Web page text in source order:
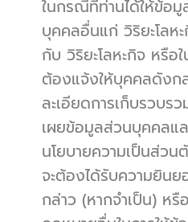
ในกรณีที่ท่านได้ให้ข้อ
บุคคลอื่นแก่ วิริยะโลห
กับ วิริยะโลหะกิจ หรือ
ต้องแจ้งให้บุคคลดังก
ละเอียดการเก็บรวบร
เผยข้อมูลส่วนบุคคลแ
นโยบายความเป็นส่ว
จะต้องได้รับความยิน
กล่าว (หากจำเป็น) หรื